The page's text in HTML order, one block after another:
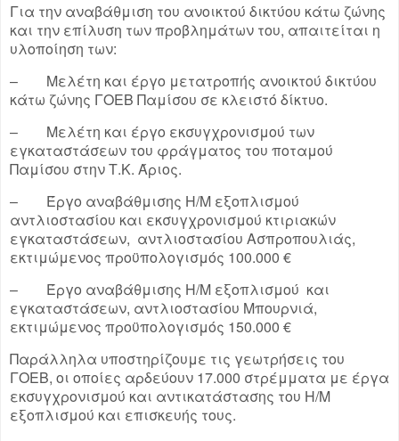
Για την αναβάθμιση του ανοικτού δικτύου κάτω ζώνης
και την επίλυση των προβλημάτων του, απαιτείται η
υλοποίηση των:
– Μελέτη και έργο μετατροπής ανοικτού δικτύου
κάτω ζώνης ΓΟΕΒ Παμίσου σε κλειστό δίκτυο.
– Μελέτη και έργο εκσυγχρονισμού των
εγκαταστάσεων του φράγματος του ποταμού
Παμίσου στην Τ.Κ. Άριος.
– Έργο αναβάθμισης Η/Μ εξοπλισμού
αντλιοστασίου και εκσυγχρονισμού κτιριακών
εγκαταστάσεων, αντλιοστασίου Ασπροπουλιάς,
εκτιμώμενος προϋπολογισμός 100.000 €
– Έργο αναβάθμισης Η/Μ εξοπλισμού και
εγκαταστάσεων, αντλιοστασίου Μπουρνιά,
εκτιμώμενος προϋπολογισμός 150.000 €
Παράλληλα υποστηρίζουμε τις γεωτρήσεις του
ΓΟΕΒ, οι οποίες αρδεύουν 17.000 στρέμματα με έργα
εκσυγχρονισμού και αντικατάστασης του Η/Μ
εξοπλισμού και επισκευής τους.